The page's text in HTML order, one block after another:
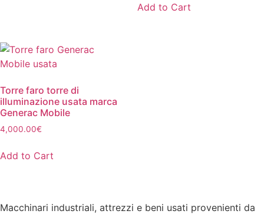
Add to Cart
Torre faro torre di
illuminazione usata marca
Generac Mobile
4,000.00€
Add to Cart
Macchinari industriali, attrezzi e beni usati provenienti da